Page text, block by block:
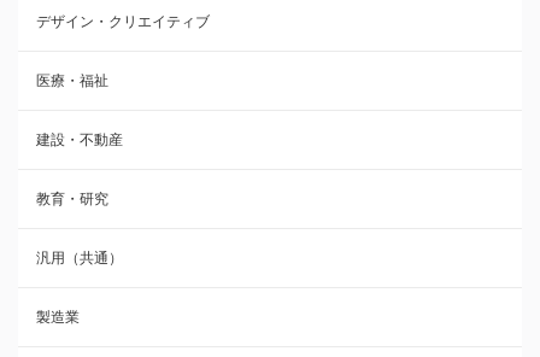
デザイン・クリエイティブ
医療・福祉
建設・不動産
教育・研究
汎用（共通）
製造業